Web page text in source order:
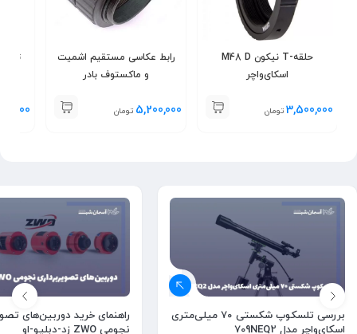
حلقه-T نيكون M48 D
اسكای‌واچر
3,500,000 تومان
رابط عکاسی مستقیم اشمیت
و ماکستوف بادر
5,200,000 تومان
بررسی تلسکوپ شکستی ۷۰ میلی‌متری
اسکای‌واچر مدل 709NEQ2
راهنمای خرید دوربین‌های
نجومی ZWO زد-دبلیو-او